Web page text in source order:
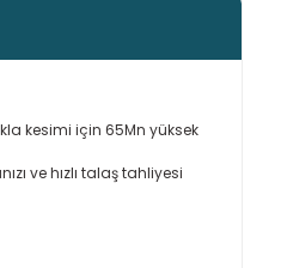
kesimi için 65Mn yüksek
ve hızlı talaş tahliyesi